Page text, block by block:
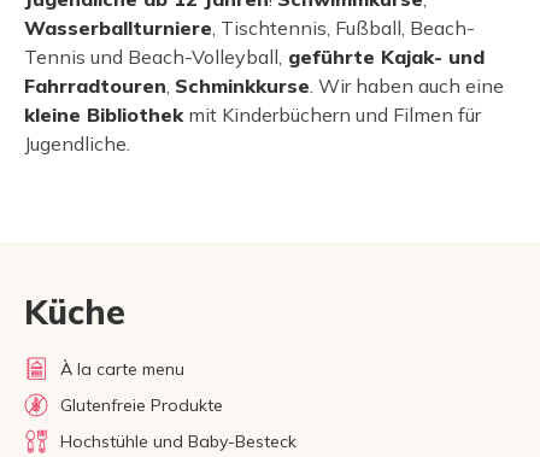
Wasserballturniere, Tischtennis, Fußball, Beach-
Tennis und Beach-Volleyball, geführte Kajak- und
Fahrradtouren, Schminkkurse. Wir haben auch eine
kleine Bibliothekmit Kinderbüchern und Filmen für
Jugendliche.
Küche
À la carte menu
Glutenfreie Produkte
Hochstühle und Baby-Besteck